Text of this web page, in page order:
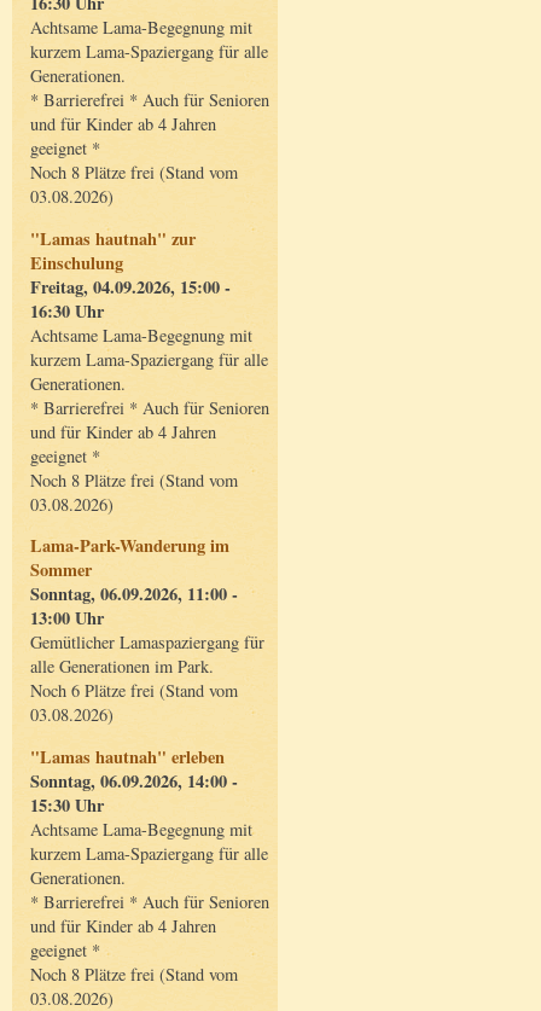
Achtsame Lama-Begegnung mit
kurzem Lama-Spaziergang für alle
Generationen.
* Barrierefrei * Auch für Senioren
und für Kinder ab 4 Jahren
geeignet *
Noch 8 Plätze frei (Stand vom
03.08.2026)
"Lamas hautnah" zur
Einschulung
Freitag, 04.09.2026, 15:00 -
16:30 Uhr
Achtsame Lama-Begegnung mit
kurzem Lama-Spaziergang für alle
Generationen.
* Barrierefrei * Auch für Senioren
und für Kinder ab 4 Jahren
geeignet *
Noch 8 Plätze frei (Stand vom
03.08.2026)
Lama-Park-Wanderung im
Sommer
Sonntag, 06.09.2026, 11:00 -
13:00 Uhr
Gemütlicher Lamaspaziergang für
alle Generationen im Park.
Noch 6 Plätze frei (Stand vom
03.08.2026)
"Lamas hautnah" erleben
Sonntag, 06.09.2026, 14:00 -
15:30 Uhr
Achtsame Lama-Begegnung mit
kurzem Lama-Spaziergang für alle
Generationen.
* Barrierefrei * Auch für Senioren
und für Kinder ab 4 Jahren
geeignet *
Noch 8 Plätze frei (Stand vom
03.08.2026)